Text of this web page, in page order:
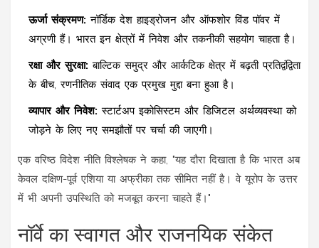
ऊर्जा संक्रमण: नॉर्डिक देश हाइड्रोजन और ऑफशोर विंड पॉवर में
अग्रणी हैं। भारत इन क्षेत्रों में निवेश और तकनीकी सहयोग चाहता है।
रक्षा और सुरक्षा: बाल्टिक समुद्र और आर्कटिक क्षेत्र में बढ़ती प्रतिद्वंद्विता
के बीच, रणनीतिक संवाद एक प्रमुख मुद्दा बना हुआ है।
व्यापार और निवेश: स्टार्टअप इकोसिस्टम और डिजिटल अर्थव्यवस्था को
जोड़ने के लिए नए समझौतों पर चर्चा की जाएगी।
एक वरिष्ठ विदेश नीति विश्लेषक ने कहा, "यह दौरा दिखाता है कि भारत अब
केवल दक्षिण-पूर्व एशिया या अफ्रीका तक सीमित नहीं है। वे यूरोप के उत्तर
में भी अपनी उपस्थिति को मजबूत करना चाहते हैं।"
नॉर्वे का स्वागत और राजनयिक संकेत